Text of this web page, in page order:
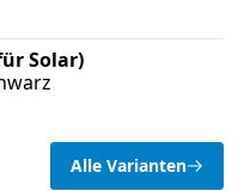
Solar)
Alle Varianten